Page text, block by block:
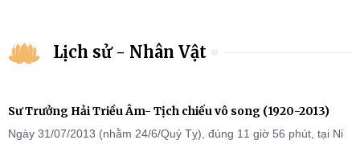
Lịch sử - Nhân Vật
Sư Trưởng Hải Triều Âm- Tịch chiếu vô song (1920-2013)
Ngày 31/07/2013 (nhằm 24/6/Quý Tỵ), đúng 11 giờ 56 phút, tại Ni